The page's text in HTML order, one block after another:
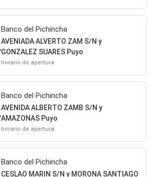
Banco del Pichincha
AVENIADA ALVERTO ZAM S/N y
GONZALEZ SUARES Puyo
horario de apertura
Banco del Pichincha
AVENIDA ALBERTO ZAMB S/N y
AMAZONAS Puyo
horario de apertura
Banco del Pichincha
CESLAO MARIN S/N y MORONA SANTIAGO